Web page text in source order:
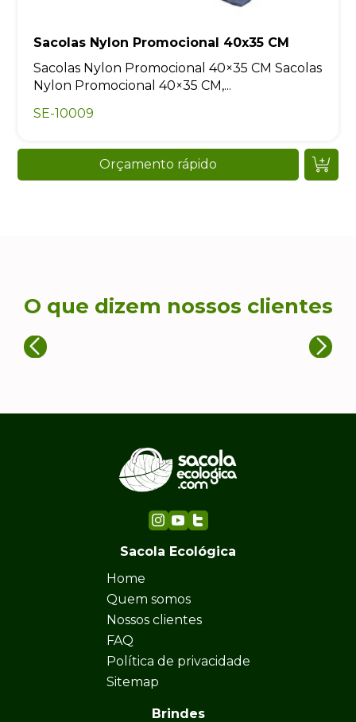
Sacolas Nylon Promocional 40x35 CM
Sacolas Nylon Promocional 40×35 CM Sacolas
Nylon Promocional 40×35 CM,...
SE-10009
Orçamento rápido
O que dizem nossos clientes
Sacola Ecológica
Home
Quem somos
Nossos clientes
FAQ
Política de privacidade
Sitemap
Brindes